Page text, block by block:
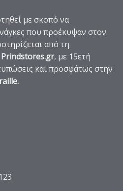
με σκοπό να
που προέκυψαν στον
από τη
Prindstores.gr, με 15ετή
και προσφάτως στην
.